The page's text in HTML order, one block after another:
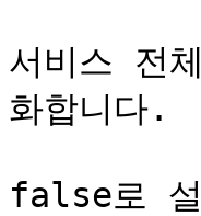
서비스 전
화합니다.
false로 설